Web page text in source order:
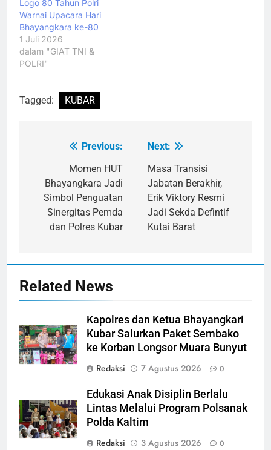
Logo 80 Tahun Polri
Warnai Upacara Hari
Bhayangkara ke-80
1 Juli 2026
dalam "GIAT TNI &
POLRI"
Tagged: KUBAR
NavigasiPrevious:
Momen HUT
Bhayangkara Jadi
Simbol Penguatan
Sinergitas Pemda
dan Polres Kubar
Next:
Masa Transisi
Jabatan Berakhir,
Erik Viktory Resmi
Jadi Sekda Defintif
Kutai Barat
Related News
Kapolres dan Ketua Bhayangkari
Kubar Salurkan Paket Sembako
ke Korban Longsor Muara Bunyut
Redaksi
7 Agustus 2026 0
Edukasi Anak Disiplin Berlalu
Lintas Melalui Program Polsanak
Polda Kaltim
Redaksi
3 Agustus 2026 0